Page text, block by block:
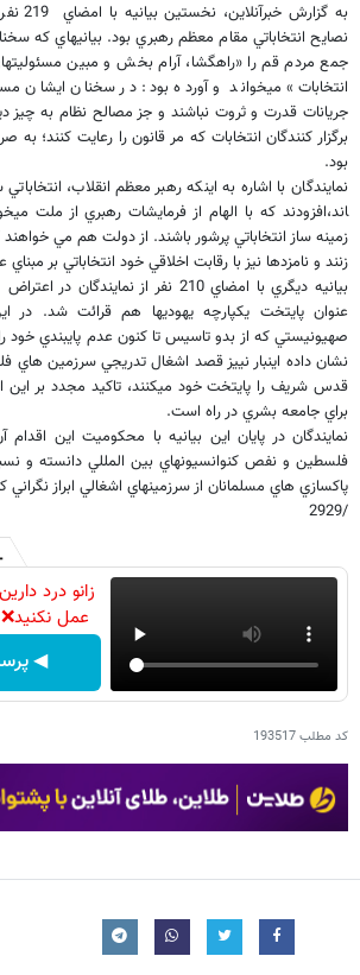
به
نصايح انتخاباتي مقام معظم رهبري بود. بيانيه​اي که
جمع مردم قم را «راهگشا، ‌آرام بخش و مبين
انتخابات» مي​خواند و آورده بود: در سخنان ايشان
جريانات قدرت و ثروت نباشند و جز مصالح نظام به چيز
برگزار کنندگان انتخابات که مر قانون را رعايت کنند؛ به
بود.
نمايندگان با اشاره به اينکه رهبر معظم انقلاب،
اند،افزودند که با الهام از فرمايشات رهبري از ملت
زمينه ساز انتخاباتي پرشور باشند. از دولت هم مي
زنند و نامزدها نيز با رقابت اخلاقي خود انتخاباتي بر مبناي
بيانيه ديگري با امضاي 210 نفر از
عنوان پايتخت يکپارچه يهودي​ها هم قرائت شد. در
صهيونيستي که از بدو تاسيس تا کنون عدم پايبندي خود را
نشان داده اينبار نييز قصد اشغال تدريجي سرزمين هاي
قدس شريف را پايتخت خود مي​کنند، تاکيد مجدد بر اين
براي جامعه بشري در راه است.
نمايندگان در پايان اين بيانيه با محکوميت اين
فلسطين و نفص کنوانسيون​هاي بين المللي دانسته و
پاکسازي هاي مسلمانان از سرزمين​هاي اشغالي ابراز نگراني
/2929
زانو درد
عمل
◀
کد مطلب193517